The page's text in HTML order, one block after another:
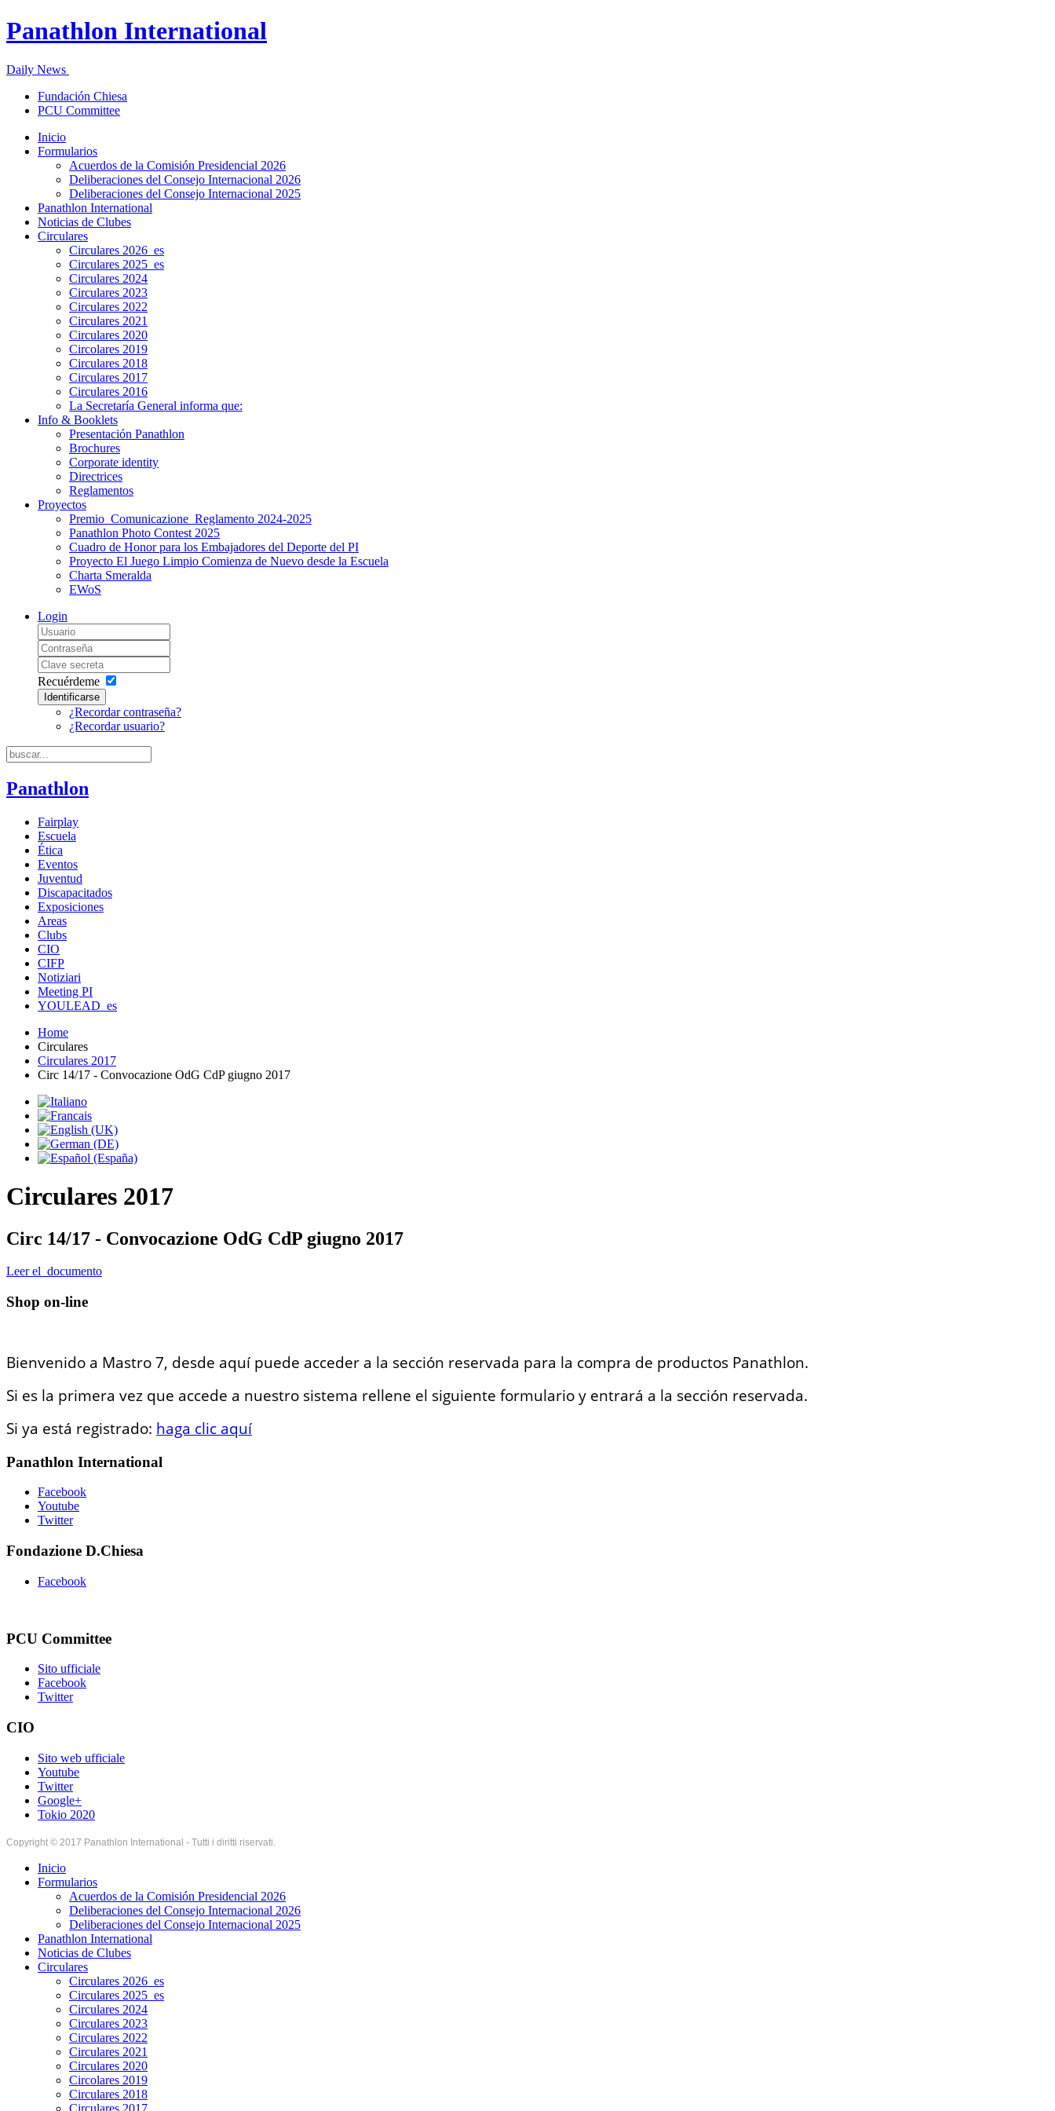
Panathlon International
Daily News
Fundación Chiesa
PCU Committee
Inicio
Formularios
Acuerdos de la Comisión Presidencial 2026
Deliberaciones del Consejo Internacional 2026
Deliberaciones del Consejo Internacional 2025
Panathlon International
Noticias de Clubes
Circulares
Circulares 2026_es
Circulares 2025_es
Circulares 2024
Circulares 2023
Circulares 2022
Circulares 2021
Circulares 2020
Circolares 2019
Circulares 2018
Circulares 2017
Circulares 2016
La Secretaría General informa que:
Info & Booklets
Presentación Panathlon
Brochures
Corporate identity
Directrices
Reglamentos
Proyectos
Premio_Comunicazione_Reglamento 2024-2025
Panathlon Photo Contest 2025
Cuadro de Honor para los Embajadores del Deporte del PI
Proyecto El Juego Limpio Comienza de Nuevo desde la Escuela
Charta Smeralda
EWoS
Login
Recuérdeme
Identificarse
¿Recordar contraseña?
¿Recordar usuario?
Panathlon
Fairplay
Escuela
Ética
Eventos
Juventud
Discapacitados
Exposiciones
Areas
Clubs
CIO
CIFP
Notiziari
Meeting PI
YOULEAD_es
Home
Circulares
Circulares 2017
Circ 14/17 - Convocazione OdG CdP giugno 2017
Circulares 2017
Circ 14/17 - Convocazione OdG CdP giugno 2017
Leer el documento
Shop on-line
Bienvenido a Mastro 7, desde aquí puede acceder a la sección reservada para la compra de productos Panathlon.
Si es la primera vez que accede a nuestro sistema rellene el siguiente formulario y entrará a la sección reservada.
Si ya está registrado: haga clic aquí
Panathlon International
Facebook
Youtube
Twitter
Fondazione D.Chiesa
Facebook
PCU Committee
Sito ufficiale
Facebook
Twitter
CIO
Sito web ufficiale
Youtube
Twitter
Google+
Tokio 2020
Copyright © 2017 Panathlon International - Tutti i diritti riservati.
Inicio
Formularios
Acuerdos de la Comisión Presidencial 2026
Deliberaciones del Consejo Internacional 2026
Deliberaciones del Consejo Internacional 2025
Panathlon International
Noticias de Clubes
Circulares
Circulares 2026_es
Circulares 2025_es
Circulares 2024
Circulares 2023
Circulares 2022
Circulares 2021
Circulares 2020
Circolares 2019
Circulares 2018
Circulares 2017